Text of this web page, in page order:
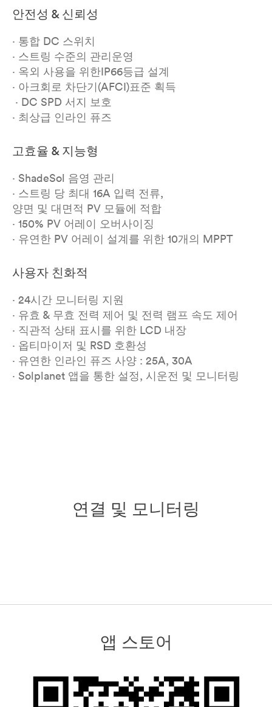
안전성 & 신뢰성
· 통합 DC 스위치
· 스트링 수준의 관리운영
· 옥외 사용을 위한IP66등급 설계
· 아크회로 차단기(AFCI)표준 획득
· DC SPD 서지 보호
· 최상급 인라인 퓨즈
고효율 & 지능형
· ShadeSol 음영 관리
· 스트링 당 최대 16A 입력 전류,
양면 및 대면적 PV 모듈에 적합
· 150% PV 어레이 오버사이징
· 유연한 PV 어레이 설계를 위한 10개의 MPPT
사용자 친화적
· 24시간 모니터링 지원
· 유효 & 무효 전력 제어 및 전력 램프 속도 제어
· 직관적 상태 표시를 위한 LCD 내장
· 옵티마이저 및 RSD 호환성
· 유연한 인라인 퓨즈 사양 : 25A, 30A
· Solplanet 앱을 통한 설정, 시운전 및 모니터링
연결 및 모니터링
앱 스토어